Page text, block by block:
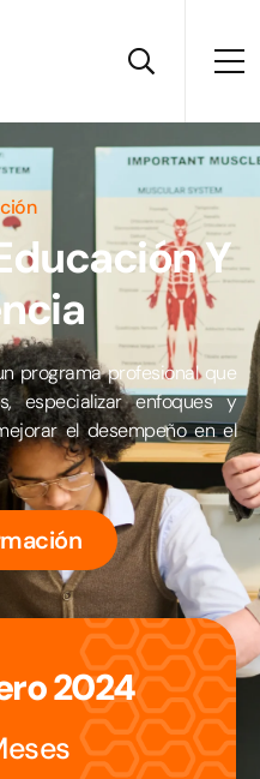
Y
programa profesional que
especializar enfoques y
el desempeño en el
2024